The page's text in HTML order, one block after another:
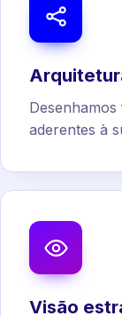
aderentes à
Visão